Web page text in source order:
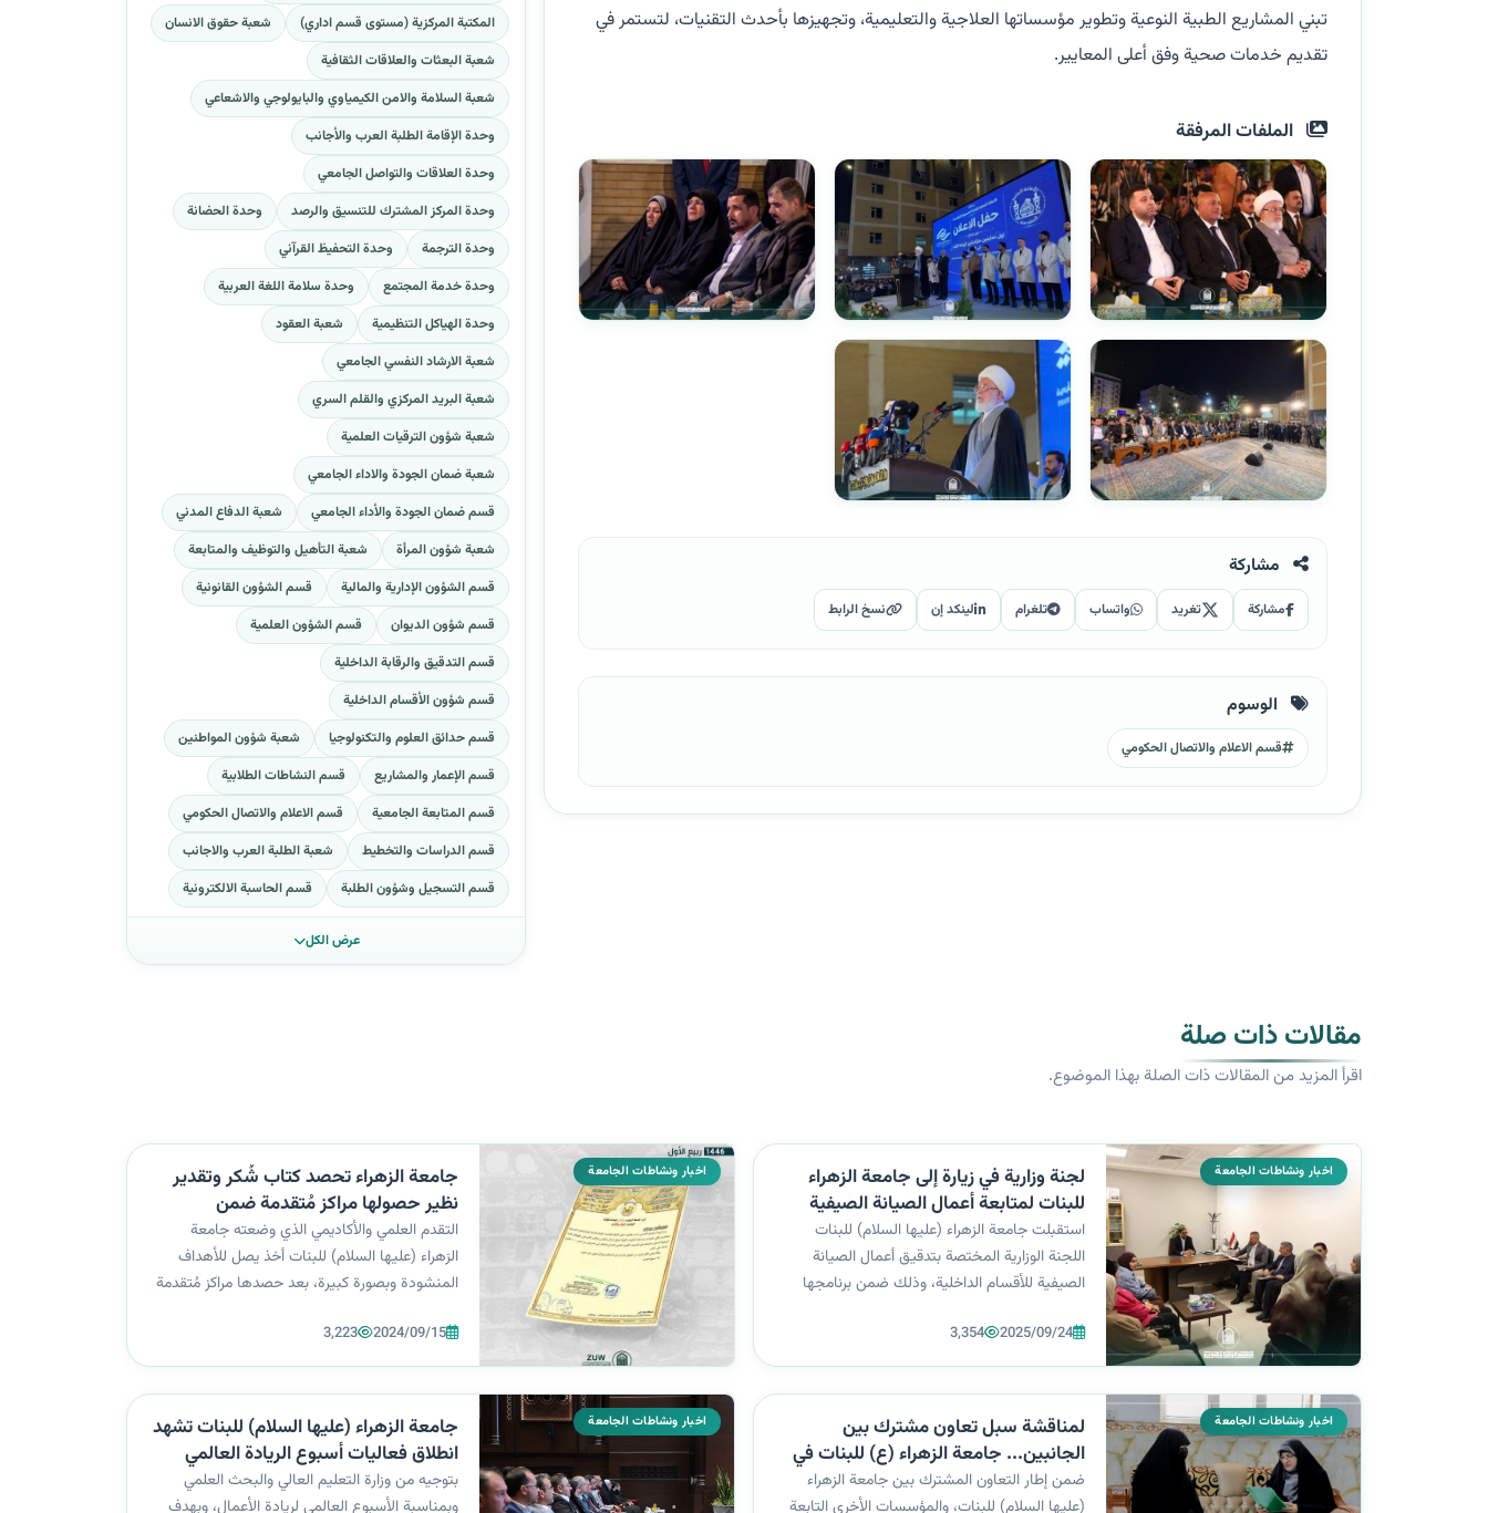
تبني المشاريع الطبية النوعية وتطوير مؤسساتها العلاجية والتعليمية، وتجهيزها بأحدث التقنيات، لتستمر في
تقديم خدمات صحية وفق أعلى المعايير.
الملفات المرفقة
مشاركة
مشاركة تغريد واتساب تلغرام لينكد إن نسخ الرابط
الوسوم
قسم الاعلام والاتصال الحكومي
المكتبة المركزية (مستوى قسم اداري)
شعبة حقوق الانسان
شعبة البعثات والعلاقات الثقافية
شعبة السلامة والامن الكيمياوي والبايولوجي والاشعاعي
وحدة الإقامة الطلبة العرب والأجانب
وحدة العلاقات والتواصل الجامعي
وحدة المركز المشترك للتنسيق والرصد
وحدة الحضانة
وحدة الترجمة
وحدة التحفيظ القرآني
وحدة خدمة المجتمع
وحدة سلامة اللغة العربية
وحدة الهياكل التنظيمية
شعبة العقود
شعبة الارشاد النفسي الجامعي
شعبة البريد المركزي والقلم السري
شعبة شؤون الترقيات العلمية
شعبة ضمان الجودة والاداء الجامعي
قسم ضمان الجودة والأداء الجامعي
شعبة الدفاع المدني
شعبة شؤون المرأة
شعبة التأهيل والتوظيف والمتابعة
قسم الشؤون الإدارية والمالية
قسم الشؤون القانونية
قسم شؤون الديوان
قسم الشؤون العلمية
قسم التدقيق والرقابة الداخلية
قسم شؤون الأقسام الداخلية
قسم حدائق العلوم والتكنولوجيا
شعبة شؤون المواطنين
قسم الإعمار والمشاريع
قسم النشاطات الطلابية
قسم المتابعة الجامعية
قسم الاعلام والاتصال الحكومي
قسم الدراسات والتخطيط
شعبة الطلبة العرب والاجانب
قسم التسجيل وشؤون الطلبة
قسم الحاسبة الالكترونية
عرض الكل
مقالات ذات صلة
اقرأ المزيد من المقالات ذات الصلة بهذا الموضوع.
اخبار ونشاطات الجامعة
لجنة وزارية في زيارة إلى جامعة الزهراء
للبنات لمتابعة أعمال الصيانة الصيفية
للأقسام الداخلية
استقبلت جامعة الزهراء (عليها السلام) للبنات
اللجنة الوزارية المختصة بتدقيق أعمال الصيانة
الصيفية للأقسام الداخلية، وذلك ضمن برنامجها
استقبال اللجنة م.م. أميرة عباس العامري،...
2025/09/24
3,354
اخبار ونشاطات الجامعة
جامعة الزهراء تحصد كتاب شُكر وتقدير
نظير حصولها مراكز مُتقدمة ضمن
تصنيفات عالمية
التقدم العلمي والأكاديمي الذي وضعته جامعة
الزهراء (عليها السلام) للبنات أخذ يصل للأهداف
المنشودة وبصورة كبيرة، بعد حصدها مراكز مُتقدمة
التصنيف الكوري، وتثميناً لجهودها في تحقيق هذا
الإنجاز بالمشاركات الدولية والإقليمي...
2024/09/15
3,223
اخبار ونشاطات الجامعة
لمناقشة سبل تعاون مشترك بين
الجانبين... جامعة الزهراء (ع) للبنات في
ضيافة مركز الإرشاد الأسري
ضمن إطار التعاون المشترك بين جامعة الزهراء
(عليها السلام) للبنات، والمؤسسات الأخرى التابعة
اخبار ونشاطات الجامعة
جامعة الزهراء (عليها السلام) للبنات تشهد
انطلاق فعاليات أسبوع الريادة العالمي
بتوجيه من وزارة التعليم العالي والبحث العلمي
وبمناسبة الأسبوع العالمي لريادة الأعمال، وبهدف